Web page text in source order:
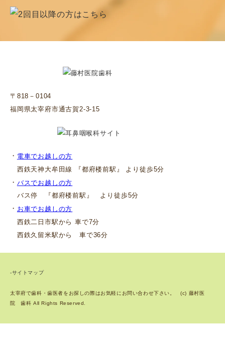
〒818－0104
福岡県太宰府市通古賀2-3-15
・ 電車でお越しの方
西鉄天神大牟田線 『都府楼前駅』 より徒歩5分
・ バスでお越しの方
バス停 『都府楼前駅』 より徒歩5分
・ お車でお越しの方
西鉄二日市駅から 車で7分
西鉄久留米駅から 車で36分
-サイトマップ
太宰府で歯科・歯医者をお探しの際はお気軽にお問い合わせ下さい。 (c) 藤村医
院 歯科 All Rights Reserved.